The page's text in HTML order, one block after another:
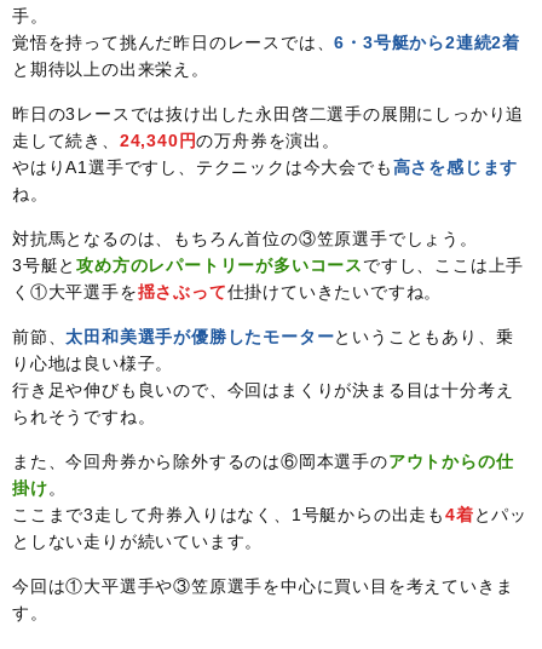
手。
覚悟を持って挑んだ昨日のレースでは、6・3号艇から2連続2着
と期待以上の出来栄え。
昨日の3レースでは抜け出した永田啓二選手の展開にしっかり追
走して続き、 24,340円の万舟券を演出。
やはりA1選手ですし、テクニックは今大会でも高さを感じます
ね。
対抗馬となるのは、もちろん首位の③笠原選手でしょう。
3号艇と攻め方のレパートリーが多いコースですし、ここは上手
く①大平選手を揺さぶって仕掛けていきたいですね。
前節、太田和美選手が優勝したモーターということもあり、乗
り心地は良い様子。
行き足や伸びも良いので、今回はまくりが決まる目は十分考え
られそうですね。
また、今回舟券から除外するのは⑥岡本選手のアウトからの仕
掛け。
ここまで3走して舟券入りはなく、1号艇からの出走も4着とパッ
としない走りが続いています。
今回は①大平選手や③笠原選手を中心に買い目を考えていきま
す。